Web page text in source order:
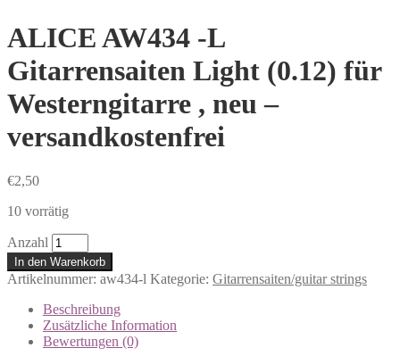
ALICE AW434 -L
Gitarrensaiten Light (0.12) für
Westerngitarre , neu –
versandkostenfrei
€2,50
10 vorrätig
Anzahl
In den Warenkorb
Artikelnummer: aw434-l Kategorie: Gitarrensaiten/guitar strings
Beschreibung
Zusätzliche Information
Bewertungen (0)